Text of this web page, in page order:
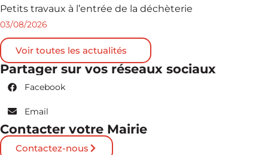
Petits travaux à l’entrée de la déchèterie
03/08/2026
Voir toutes les actualités
Partager sur vos réseaux sociaux
Facebook
Email
Contacter votre Mairie
Contactez-nous